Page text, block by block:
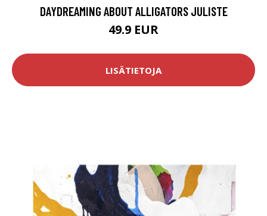
DAYDREAMING ABOUT ALLIGATORS JULISTE
49.9 EUR
LISÄTIETOJA